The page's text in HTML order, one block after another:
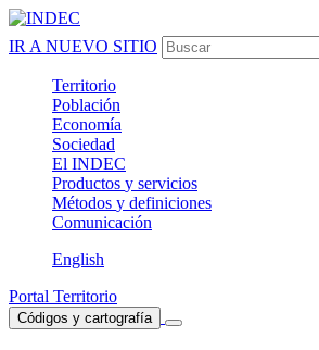
IR A NUEVO SITIO
Territorio
Población
Economía
Sociedad
El INDEC
Productos y servicios
Métodos y definiciones
Comunicación
English
Portal Territorio
Códigos y cartografía